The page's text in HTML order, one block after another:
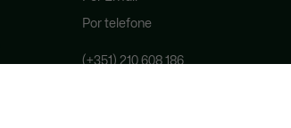
Por telefone
(+351) 210 608 186